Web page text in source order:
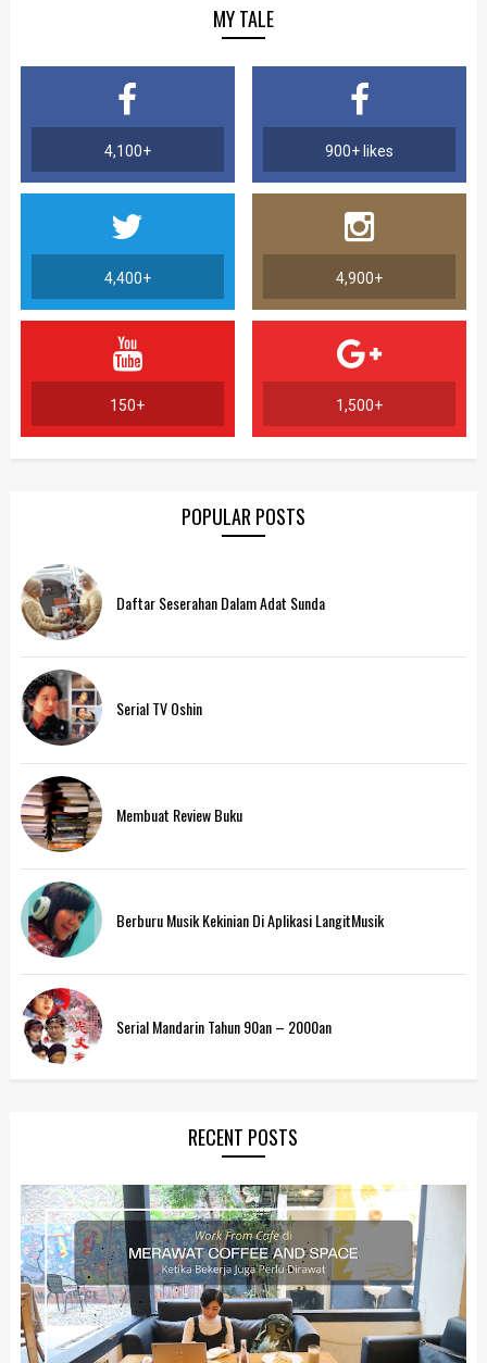
MY TALE
4,100+ 900+ likes
4,400+ 4,900+
150+ 1,500+
POPULAR POSTS
Daftar Seserahan Dalam Adat Sunda
Serial TV Oshin
Membuat Review Buku
Berburu Musik Kekinian Di Aplikasi LangitMusik
Serial Mandarin Tahun 90an – 2000an
RECENT POSTS